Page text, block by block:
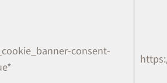
consent-